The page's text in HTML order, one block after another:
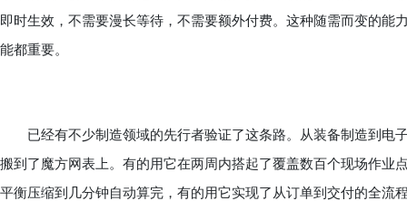
即时生效，不需要漫长等待，不需要额外付费。这种随需而变的
能都重要。
已经有不少制造领域的先行者验证了这条路。从装备制造到电
搬到了魔方网表上。有的用它在两周内搭起了覆盖数百个现场作业
平衡压缩到几分钟自动算完，有的用它实现了从订单到交付的全流